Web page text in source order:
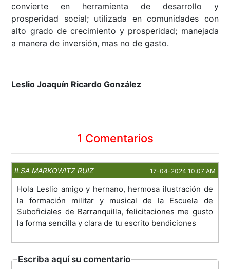
convierte en herramienta de desarrollo y
prosperidad social; utilizada en comunidades con
alto grado de crecimiento y prosperidad; manejada
a manera de inversión, mas no de gasto.
Leslio Joaquín Ricardo González
1 Comentarios
ILSA MARKOWITZ RUIZ 17-04-2024 10:07 AM
Hola Leslio amigo y hernano, hermosa ilustración de
la formación militar y musical de la Escuela de
Suboficiales de Barranquilla, felicitaciones me gusto
la forma sencilla y clara de tu escrito bendiciones
Escriba aquí su comentario